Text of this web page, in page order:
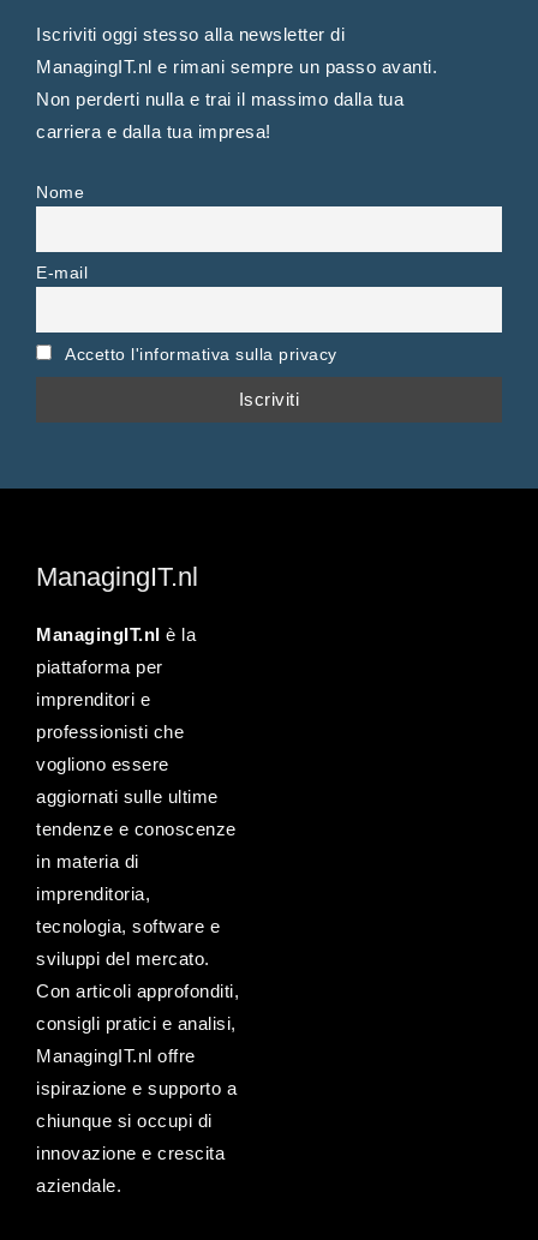
Iscriviti oggi stesso alla newsletter di
ManagingIT.nl e rimani sempre un passo avanti.
Non perderti nulla e trai il massimo dalla tua
carriera e dalla tua impresa!
Nome
E-mail
Accetto l'informativa sulla privacy
ManagingIT.nl
ManagingIT.nl è la
piattaforma per
imprenditori e
professionisti che
vogliono essere
aggiornati sulle ultime
tendenze e conoscenze
in materia di
imprenditoria,
tecnologia, software e
sviluppi del mercato.
Con articoli approfonditi,
consigli pratici e analisi,
ManagingIT.nl offre
ispirazione e supporto a
chiunque si occupi di
innovazione e crescita
aziendale.